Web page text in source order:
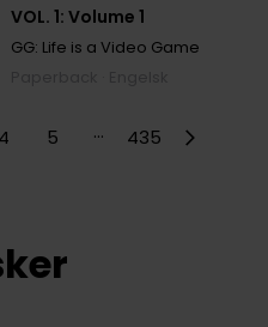
VOL. 1: Volume 1
GG: Life is a Video Game
4 5 … 435